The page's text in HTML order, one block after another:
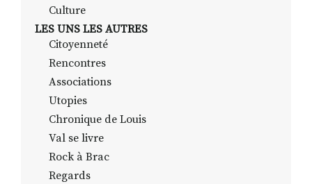
Culture
LES UNS LES AUTRES
Citoyenneté
Rencontres
Associations
Utopies
Chronique de Louis
Val se livre
Rock à Brac
Regards